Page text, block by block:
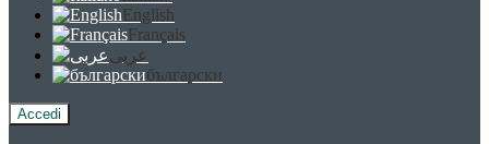
English
Français
عربى
български
Accedi